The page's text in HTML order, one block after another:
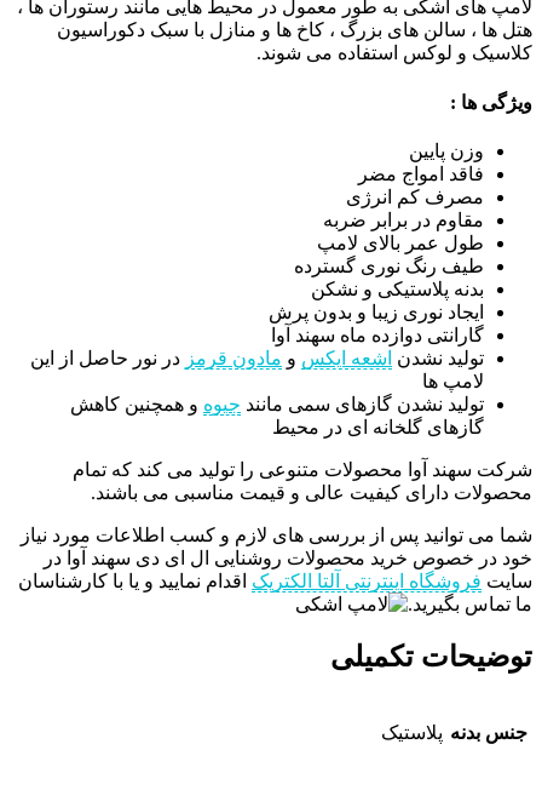
لامپ های اشکی به طور معمول در محیط هایی مانند رستوران ها ،
هتل ها ، سالن های بزرگ ، کاخ ها و منازل با سبک دکوراسیون
کلاسیک و لوکس استفاده می شوند.
ویژگی ها :
وزن پایین
فاقد امواج مضر
مصرف کم انرژی
مقاوم در برابر ضربه
طول عمر بالای لامپ
طیف رنگ نوری گسترده
بدنه پلاستیکی و نشکن
ایجاد نوری زیبا و بدون پرش
گارانتی دوازده ماه سهند آوا
تولید نشدن اشعه ایکس و مادون قرمز در نور حاصل از این
لامپ ها
تولید نشدن گازهای سمی مانند جیوه و همچنین کاهش
گازهای گلخانه ای در محیط
شرکت سهند آوا محصولات متنوعی را تولید می کند که تمام
محصولات دارای کیفیت عالی و قیمت مناسبی می باشند.
شما می توانید پس از بررسی های لازم و کسب اطلاعات مورد نیاز
خود در خصوص خرید محصولات روشنایی ال ای دی سهند آوا در
سایت فروشگاه اینترنتی آلتا الکتریک اقدام نمایید و یا با کارشناسان
ما تماس بگیرید.
توضیحات تکمیلی
جنس بدنه پلاستیک